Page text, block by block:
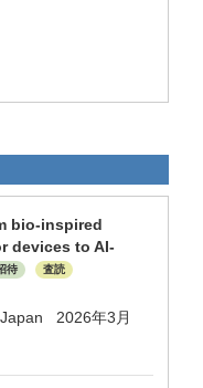
bio-inspired
devices to AI-
待 査読
2026年3月